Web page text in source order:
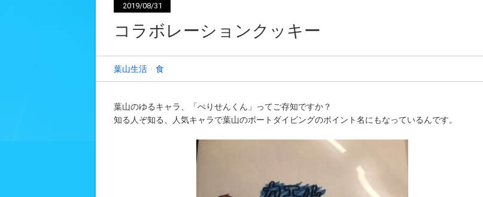
2019/08/31
コラボレーションクッキー
葉山生活 ・ 食
葉山のゆるキャラ、「ぺりせんくん」ってご存知ですか？
知る人ぞ知る、人気キャラで葉山のボートダイビングのポイント名にもなっているんです。